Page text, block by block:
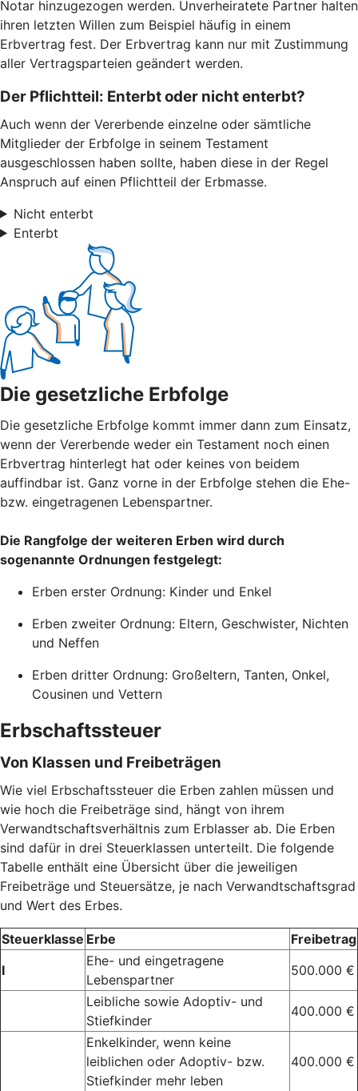
Notar hinzugezogen werden. Unverheiratete Partner halten
ihren letzten Willen zum Beispiel häufig in einem
Erbvertrag fest. Der Erbvertrag kann nur mit Zustimmung
aller Vertragsparteien geändert werden.
Der Pflichtteil: Enterbt oder nicht enterbt?
Auch wenn der Vererbende einzelne oder sämtliche
Mitglieder der Erbfolge in seinem Testament
ausgeschlossen haben sollte, haben diese in der Regel
Anspruch auf einen Pflichtteil der Erbmasse.
Nicht enterbt
Enterbt
Die gesetzliche Erbfolge
Die gesetzliche Erbfolge kommt immer dann zum Einsatz,
wenn der Vererbende weder ein Testament noch einen
Erbvertrag hinterlegt hat oder keines von beidem
auffindbar ist. Ganz vorne in der Erbfolge stehen die Ehe-
bzw. eingetragenen Lebenspartner.
Die Rangfolge der weiteren Erben wird durch
sogenannte Ordnungen festgelegt:
Erben erster Ordnung: Kinder und Enkel
Erben zweiter Ordnung: Eltern, Geschwister, Nichten
und Neffen
Erben dritter Ordnung: Großeltern, Tanten, Onkel,
Cousinen und Vettern
Erbschaftssteuer
Von Klassen und Freibeträgen
Wie viel Erbschaftssteuer die Erben zahlen müssen und
wie hoch die Freibeträge sind, hängt von ihrem
Verwandtschaftsverhältnis zum Erblasser ab. Die Erben
sind dafür in drei Steuerklassen unterteilt. Die folgende
Tabelle enthält eine Übersicht über die jeweiligen
Freibeträge und Steuersätze, je nach Verwandtschaftsgrad
und Wert des Erbes.
Steuerklasse Erbe
Freibetrag
I
Ehe- und eingetragene
Lebenspartner
500.000 €
Leibliche sowie Adoptiv- und
Stiefkinder
400.000 €
Enkelkinder, wenn keine
leiblichen oder Adoptiv- bzw.
Stiefkinder mehr leben
400.000 €